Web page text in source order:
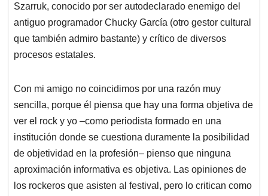
Szarruk, conocido por ser autodeclarado enemigo del
antiguo programador Chucky García (otro gestor cultural
que también admiro bastante) y crítico de diversos
procesos estatales.
Con mi amigo no coincidimos por una razón muy
sencilla, porque él piensa que hay una forma objetiva de
ver el rock y yo –como periodista formado en una
institución donde se cuestiona duramente la posibilidad
de objetividad en la profesión– pienso que ninguna
aproximación informativa es objetiva. Las opiniones de
los rockeros que asisten al festival, pero lo critican como